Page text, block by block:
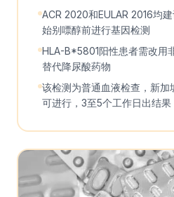
ACR 2020和EULAR 2016均
始别嘌醇前进行基因检测
HLA-B*5801阳性患者需改用
替代降尿酸药物
该检测为普通血液检查，新加
可进行，3至5个工作日出结果